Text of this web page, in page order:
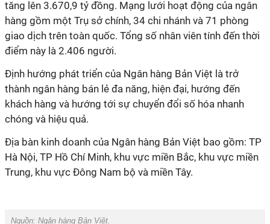
tăng lên 3.670,9 tỷ đồng. Mạng lưới hoạt động của ngân
hàng gồm một Trụ sở chính, 34 chi nhánh và 71 phòng
giao dịch trên toàn quốc. Tổng số nhân viên tính đến thời
điểm này là 2.406 người.
Định hướng phát triển của Ngân hàng Bản Việt là trở
thành ngân hàng bán lẻ đa năng, hiện đại, hướng đến
khách hàng và hướng tới sự chuyển đổi số hóa nhanh
chóng và hiệu quả.
Địa bàn kinh doanh của Ngân hàng Bản Việt bao gồm: TP
Hà Nội, TP Hồ Chí Minh, khu vực miền Bắc, khu vực miền
Trung, khu vực Đông Nam bộ và miền Tây.
Nguồn: Ngân hàng Bản Việt.